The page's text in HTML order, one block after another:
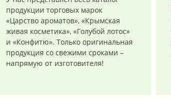
продукции торговых марок
«Царство ароматов», «Крымская
живая косметика», «Голубой лотос»
и «Конфитю». Только оригинальная
продукция со свежими сроками –
напрямую от изготовителя!